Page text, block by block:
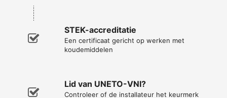
STEK-accreditatie
Een certificaat gericht op werken met
koudemiddelen
Lid van UNETO-VNI?
Controleer of de installateur het keurmerk